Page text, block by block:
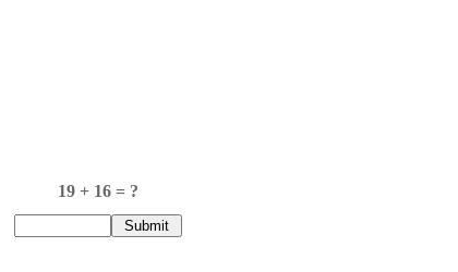
19 + 16 = ?